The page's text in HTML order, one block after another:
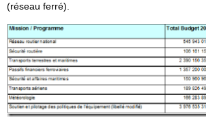
(réseau ferré).